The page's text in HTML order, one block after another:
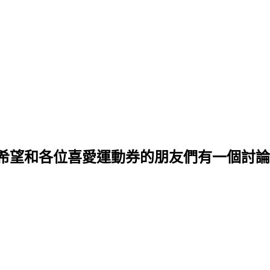
望和各位喜愛運動券的朋友們有一個討